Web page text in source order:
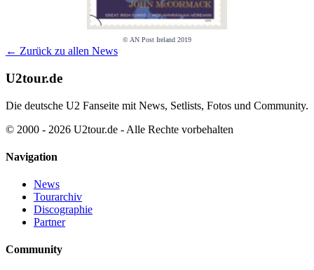
© AN Post Ireland 2019
← Zurück zu allen News
U2tour.de
Die deutsche U2 Fanseite mit News, Setlists, Fotos und Community.
© 2000 - 2026 U2tour.de - Alle Rechte vorbehalten
Navigation
News
Tourarchiv
Discographie
Partner
Community